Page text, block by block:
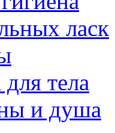
ласк
тела
и душа